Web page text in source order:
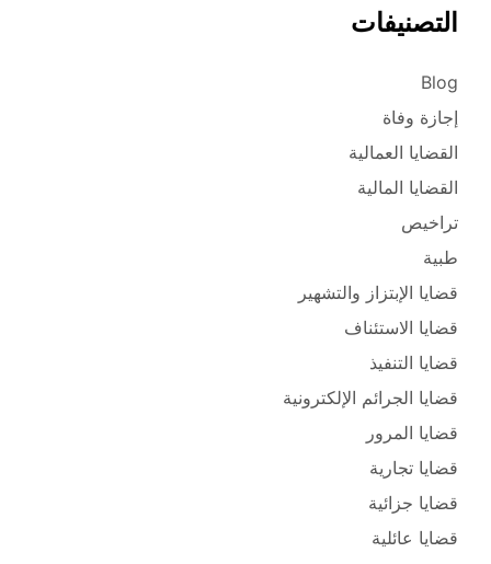
التصنيفات
Blog
إجازة وفاة
القضايا العمالية
القضايا المالية
تراخيص
طبية
قضايا الإبتزاز والتشهير
قضايا الاستئناف
قضايا التنفيذ
قضايا الجرائم الإلكترونية
قضايا المرور
قضايا تجارية
قضايا جزائية
قضايا عائلية